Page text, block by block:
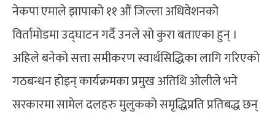
नेकपा एमाले झापाको ११ औं जिल्ला अधिवेशनको
विर्तामोडमा उद्घाटन गर्दै उनले सो कुरा बताएका हुन् ।
अहिले बनेको सत्ता समीकरण स्वार्थसिद्धिका लागि गरिएको
गठबन्धन होइन् कार्यक्रमका प्रमुख अतिथि ओलीले भने
सरकारमा सामेल दलहरु मुलुकको समृद्धिप्रति प्रतिबद्ध छन्